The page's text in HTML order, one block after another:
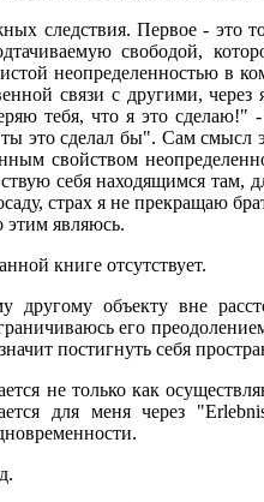
следствия. Первое - это
свободой,
неопределенностью в
связи с другими,
тебя, что я это
это сделал бы". Сам смысл
свойством
себя находящимся там,
страх я не прекращаю
этим являюсь.
книге отсутствует.
другому объекту вне
его
постигнуть себя
не только как
для меня через